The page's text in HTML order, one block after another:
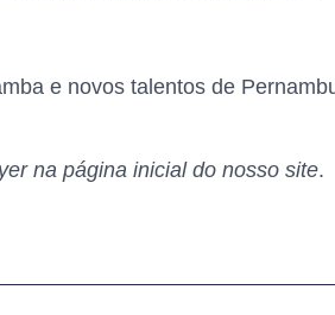
e novos talentos de
na página inicial do nosso site.